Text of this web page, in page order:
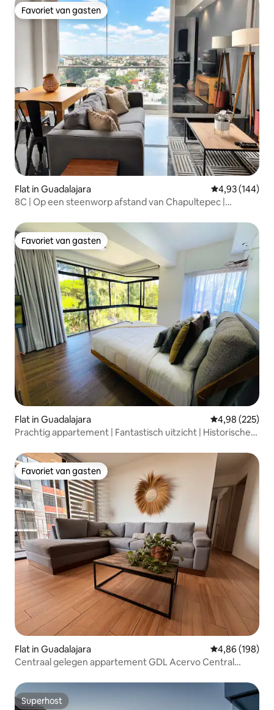
Favoriet van gasten
Favoriet van gasten
Flat in Guadalajara Gemiddelde
4,93 (144)
8C | Op een steenworp afstand van Chapultepec |
Favoriet van gasten
Favoriet van gasten
Flat in Guadalajara Gemiddelde
4,98 (225)
Prachtig appartement | Fantastisch uitzicht | Historische
Favoriet van gasten
Favoriet van gasten
Flat in Guadalajara Gemiddelde
4,86 (198)
Centraal gelegen appartement GDL Acervo Central
Superhost
Superhost